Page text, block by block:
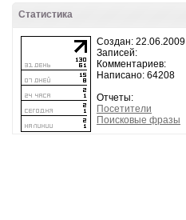
Статистика
Создан: 22.06.2009
Записей:
Комментариев:
Написано: 64208
Отчеты:
Посетители
Поисковые фразы